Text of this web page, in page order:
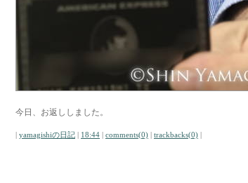
今日、お返ししました。
| yamagishiの日記 | 18:44 | comments(0) | trackbacks(0) |